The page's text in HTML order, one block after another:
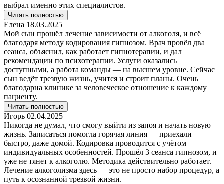
выбрал именно этих специалистов.
Читать полностью
Елена 18.03.2025
Мой сын прошёл лечение зависимости от алкоголя, и всё
благодаря методу кодирования гипнозом. Врач провёл два
сеанса, объяснил, как работает гипнотерапии, и дал
рекомендации по психотерапии. Услуги оказались
доступными, а работа команды — на высшем уровне. Сейчас
сын ведёт трезвую жизнь, учится и строит планы. Очень
благодарна клинике за человеческое отношение к каждому
пациенту.
Читать полностью
Игорь 02.04.2025
Никогда не думал, что смогу выйти из запоя и начать новую
жизнь. Записаться помогла горячая линия — приехали
быстро, даже домой. Кодировка проводится с учётом
индивидуальных особенностей. Прошёл 3 сеанса гипнозом, и
уже не тянет к алкоголю. Методика действительно работает.
Лечение алкоголизма здесь — это не просто набор процедур, а
путь к осознанной трезвой жизни.